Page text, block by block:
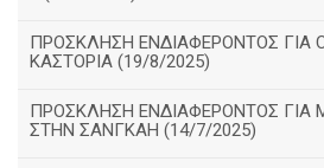
ΠΡΟΣΚΛΗΣΗ ΕΝΔΙΑΦΕΡΟΝΤΟΣ ΓΙΑ
ΚΑΣΤΟΡΙΑ (19/8/2025)
ΠΡΟΣΚΛΗΣΗ ΕΝΔΙΑΦΕΡΟΝΤΟΣ ΓΙΑ
ΣΤΗΝ ΣΑΝΓΚΑΗ (14/7/2025)